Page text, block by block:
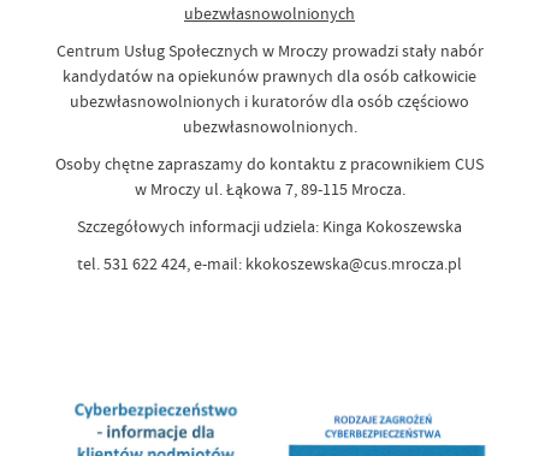
ubezwłasnowolnionych
Centrum Usług Społecznych w Mroczy prowadzi stały nabór
kandydatów na opiekunów prawnych dla osób całkowicie
ubezwłasnowolnionych i kuratorów dla osób częściowo
ubezwłasnowolnionych.
Osoby chętne zapraszamy do kontaktu z pracownikiem CUS
w Mroczy ul. Łąkowa 7, 89-115 Mrocza.
Szczegółowych informacji udziela: Kinga Kokoszewska
tel. 531 622 424, e-mail: kkokoszewska@cus.mrocza.pl